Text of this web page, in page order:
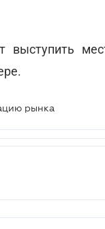
выступить
рынка